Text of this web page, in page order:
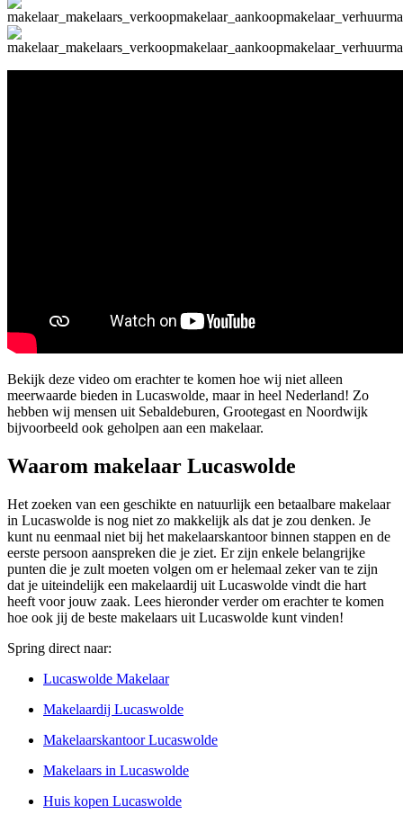
Bekijk deze video om erachter te komen hoe wij niet alleen
meerwaarde bieden in Lucaswolde, maar in heel Nederland! Zo
hebben wij mensen uit Sebaldeburen, Grootegast en Noordwijk
bijvoorbeeld ook geholpen aan een makelaar.
Waarom makelaar Lucaswolde
Het zoeken van een geschikte en natuurlijk een betaalbare makelaar
in Lucaswolde is nog niet zo makkelijk als dat je zou denken. Je
kunt nu eenmaal niet bij het makelaarskantoor binnen stappen en de
eerste persoon aanspreken die je ziet. Er zijn enkele belangrijke
punten die je zult moeten volgen om er helemaal zeker van te zijn
dat je uiteindelijk een makelaardij uit Lucaswolde vindt die hart
heeft voor jouw zaak. Lees hieronder verder om erachter te komen
hoe ook jij de beste makelaars uit Lucaswolde kunt vinden!
Spring direct naar:
Lucaswolde Makelaar
Makelaardij Lucaswolde
Makelaarskantoor Lucaswolde
Makelaars in Lucaswolde
Huis kopen Lucaswolde